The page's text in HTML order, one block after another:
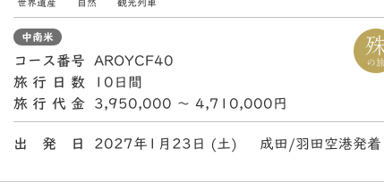
世界遺産 自然 観光列車
中南米
コース番号
AROYCF40
旅行日数
10日間
旅行代金
3,950,000 〜 4,710,000円
出 発 日 2027年1月23日 (土) 成田/羽田空港発着